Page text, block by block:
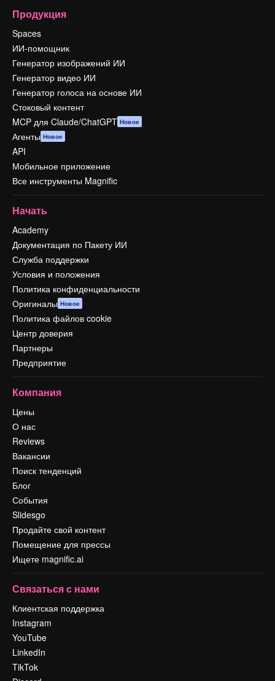
Продукция
Spaces
ИИ-помощник
Генератор изображений ИИ
Генератор видео ИИ
Генератор голоса на основе ИИ
Стоковый контент
MCP для Claude/ChatGPT Новое
Агенты Новое
API
Мобильное приложение
Все инструменты Magnific
Начать
Academy
Документация по Пакету ИИ
Служба поддержки
Условия и положения
Политика конфиденциальности
Оригиналы Новое
Политика файлов cookie
Центр доверия
Партнеры
Предприятие
Компания
Цены
О нас
Reviews
Вакансии
Поиск тенденций
Блог
События
Slidesgo
Продайте свой контент
Помещение для прессы
Ищете magnific.ai
Связаться с нами
Клиентская поддержка
Instagram
YouTube
LinkedIn
TikTok